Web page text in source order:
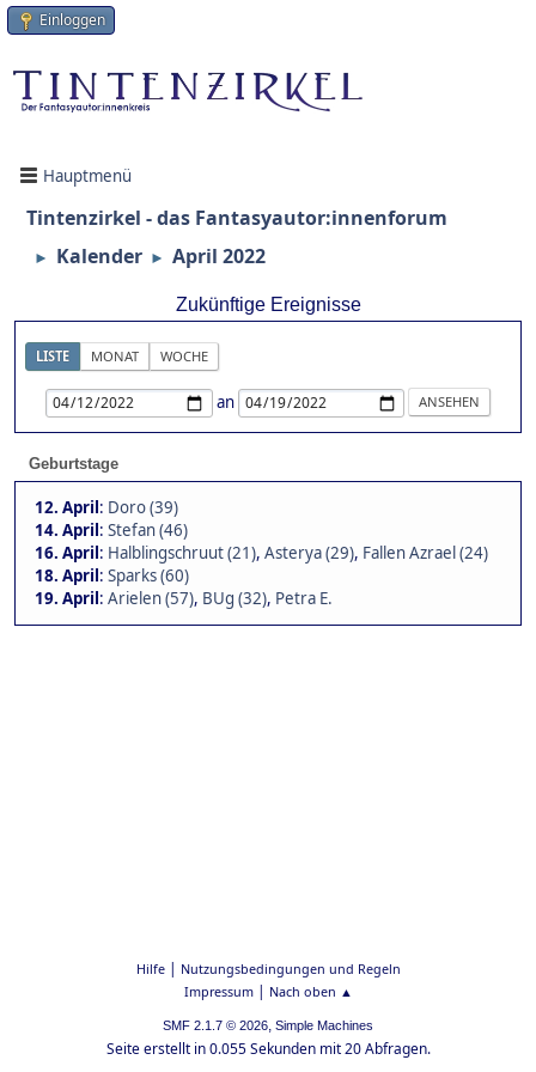
Einloggen
Hauptmenü
Tintenzirkel - das Fantasyautor:innenforum
► Kalender ► April 2022
Zukünftige Ereignisse
LISTE MONAT WOCHE
an
Geburtstage
12. April: Doro (39)
14. April: Stefan (46)
16. April: Halblingschruut (21), Asterya (29), Fallen Azrael (24)
18. April: Sparks (60)
19. April: Arielen (57), BUg (32), Petra E.
Hilfe| Nutzungsbedingungen und Regeln
Impressum| Nach oben ▲
SMF 2.1.7 © 2026, Simple Machines
Seite erstellt in 0.055 Sekunden mit 20 Abfragen.